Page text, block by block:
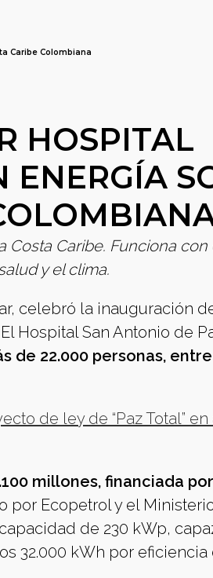
Caribe Colombiana
HOSPITAL
ENERGÍA
Caribe. Funciona con
y el clima.
celebró la inauguración
Hospital San Antonio de
de 22.000 personas,
de ley de “Paz Total”
millones, financiada
por Ecopetrol y el
de 230 kWp,
32.000 kWh por eficiencia